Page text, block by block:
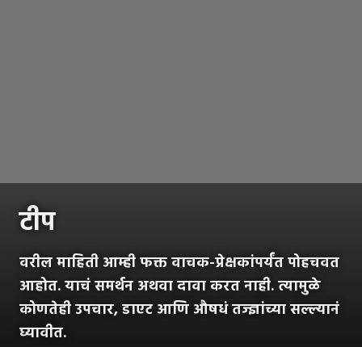
टीप
वरील माहिती आम्ही फक्त वाचक-प्रेक्षकांपर्यंत पोहचवत
आहोत. याचं समर्थन अथवा दावा करत नाही. त्यामुळे
कोणतेही उपचार, डाएट आणि औषधं तज्ज्ञांच्या सल्ल्यानं
घ्यावीत.